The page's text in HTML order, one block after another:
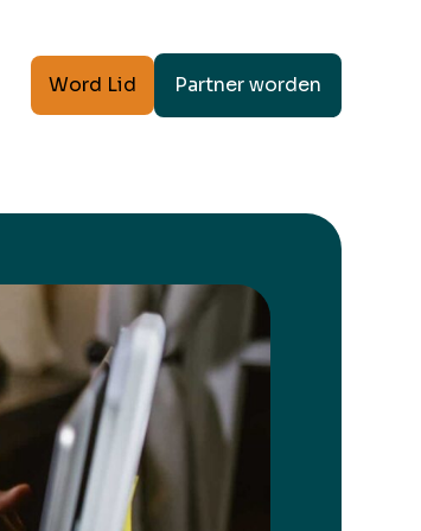
Word Lid Partner worden